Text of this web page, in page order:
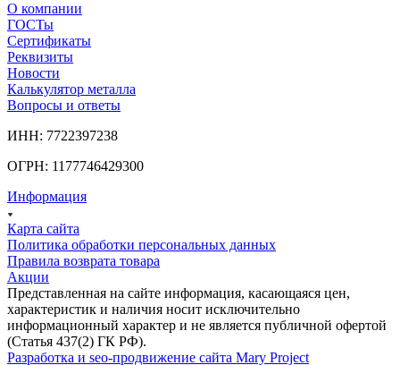
О компании
ГОСТы
Сертификаты
Реквизиты
Новости
Калькулятор металла
Вопросы и ответы
ИНН: 7722397238
ОГРН: 1177746429300
Информация
Карта сайта
Политика обработки персональных данных
Правила возврата товара
Акции
Представленная на сайте информация, касающаяся цен,
характеристик и наличия носит исключительно
информационный характер и не является публичной офертой
(Статья 437(2) ГК РФ).
Разработка и seo-продвижение сайта Mary Project